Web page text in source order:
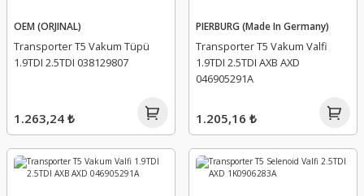
OEM (ORJINAL)
Transporter T5 Vakum Tüpü
1.9TDI 2.5TDI 038129807
1.263,24 ₺
PIERBURG (Made In Germany)
Transporter T5 Vakum Valfi
1.9TDI 2.5TDI AXB AXD
046905291A
1.205,16 ₺